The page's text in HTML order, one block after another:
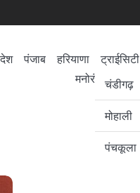
पंजाब हरियाणा
ट्राईसिटी
चंडीगढ़
मोहाली
पंचकूला
मनोरंजन/सिनेमा